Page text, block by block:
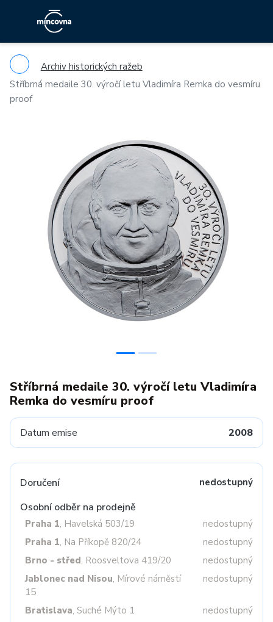
Archiv historických ražeb
Stříbrná medaile 30. výročí letu Vladimíra Remka do vesmíru
proof
Stříbrná medaile 30. výročí letu Vladimíra
Remka do vesmíru proof
Datum emise 2008
Doručení nedostupný
Osobní odběr na prodejně
Praha 1, Havelská 503/19
nedostupný
Praha 1, Na Příkopě 820/24
nedostupný
Brno - střed, Roosveltova 419/20
nedostupný
Jablonec nad Nisou, Mírové náměstí
15
nedostupný
Bratislava, Suché Mýto 1 nedostupný